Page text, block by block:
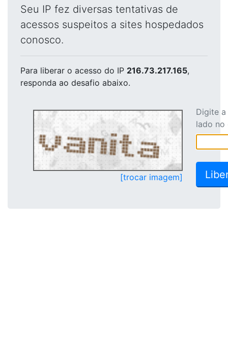
Seu IP fez diversas tentativas de
acessos suspeitos a sites hospedados
conosco.
Para liberar o acesso do IP 216.73.217.165,
responda ao desafio abaixo.
[trocar imagem]
Digite
lado no